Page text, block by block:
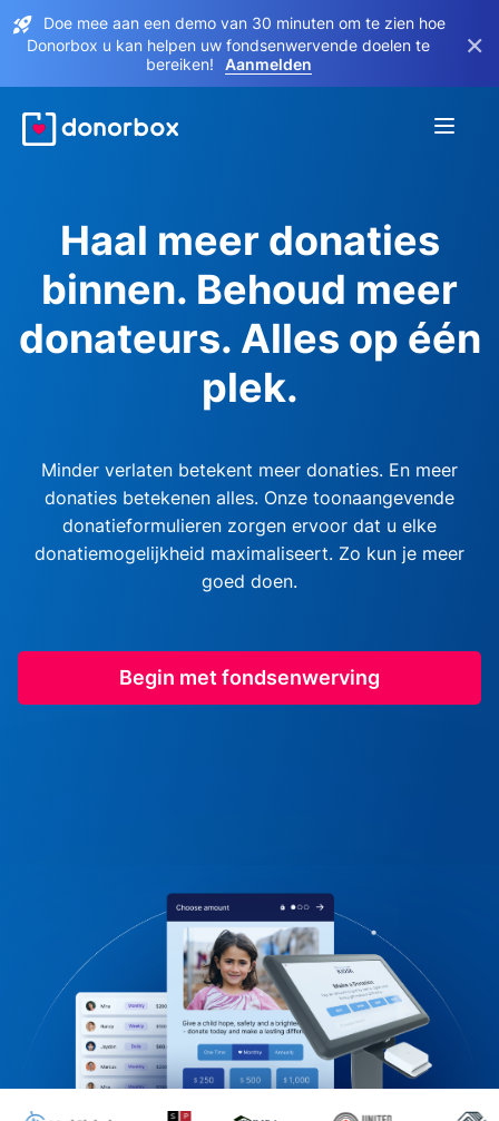
Doe mee aan een demo van 30 minuten om te zien hoe
Donorbox u kan helpen uw fondsenwervende doelen te
bereiken!
Aanmelden
×
Haal meer donaties
binnen. Behoud meer
donateurs. Alles op één
plek.
Minder verlaten betekent meer donaties. En meer
donaties betekenen alles. Onze toonaangevende
donatieformulieren zorgen ervoor dat u elke
donatiemogelijkheid maximaliseert. Zo kun je meer
goed doen.
Begin met fondsenwerving